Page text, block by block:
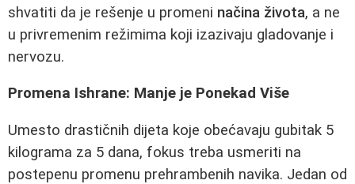
shvatiti da je rešenje u promeni načina života, a ne
u privremenim režimima koji izazivaju gladovanje i
nervozu.
Promena Ishrane: Manje je Ponekad Više
Umesto drastičnih dijeta koje obećavaju gubitak 5
kilograma za 5 dana, fokus treba usmeriti na
postepenu promenu prehrambenih navika. Jedan od